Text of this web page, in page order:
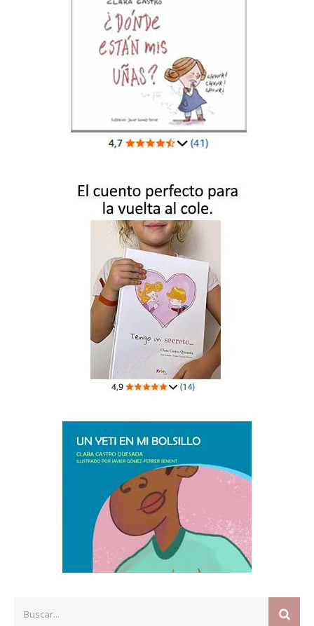
for: